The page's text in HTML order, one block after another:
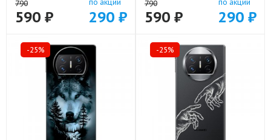
790
590 ₽
по акции
290 ₽
790
590 ₽
по акции
290 ₽
-25% -25%